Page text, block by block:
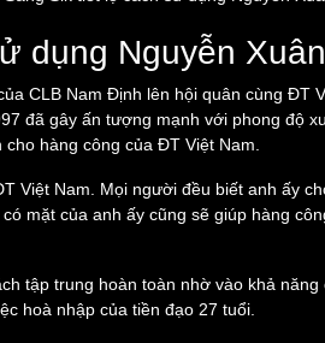
Infographic
Ô tô - Xe máy
Xe máy
Tư vấn
Giải trí
dụng Nguyễn
CLB Nam Định lên hội quân cùng ĐT
đã gây ấn tượng mạnh với phong độ
hàng công của ĐT Việt Nam.
Việt Nam. Mọi người đều biết anh ấy
mặt của anh ấy cũng sẽ giúp hàng
tập trung hoàn toàn nhờ vào khả
hoà nhập của tiền đạo 27 tuổi.